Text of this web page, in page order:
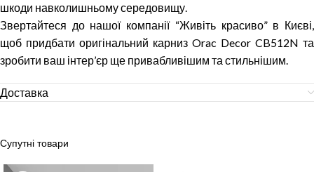
шкоди навколишньому середовищу.
Звертайтеся до нашої компанії “Живіть красиво” в Києві,
щоб придбати оригінальний карниз Orac Decor CB512N та
зробити ваш інтер’єр ще привабливішим та стильнішим.
Доставка
Супутні товари